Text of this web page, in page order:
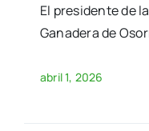
El presidente de
Ganadera de
abril 1, 2026